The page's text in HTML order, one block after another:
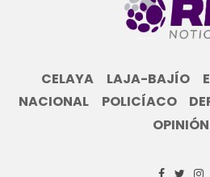
CELAYA LAJA-BAJÍO
NACIONAL
POLICÍACO
OPINIÓN